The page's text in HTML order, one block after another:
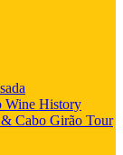
Wine History
Cabo Girão Tour